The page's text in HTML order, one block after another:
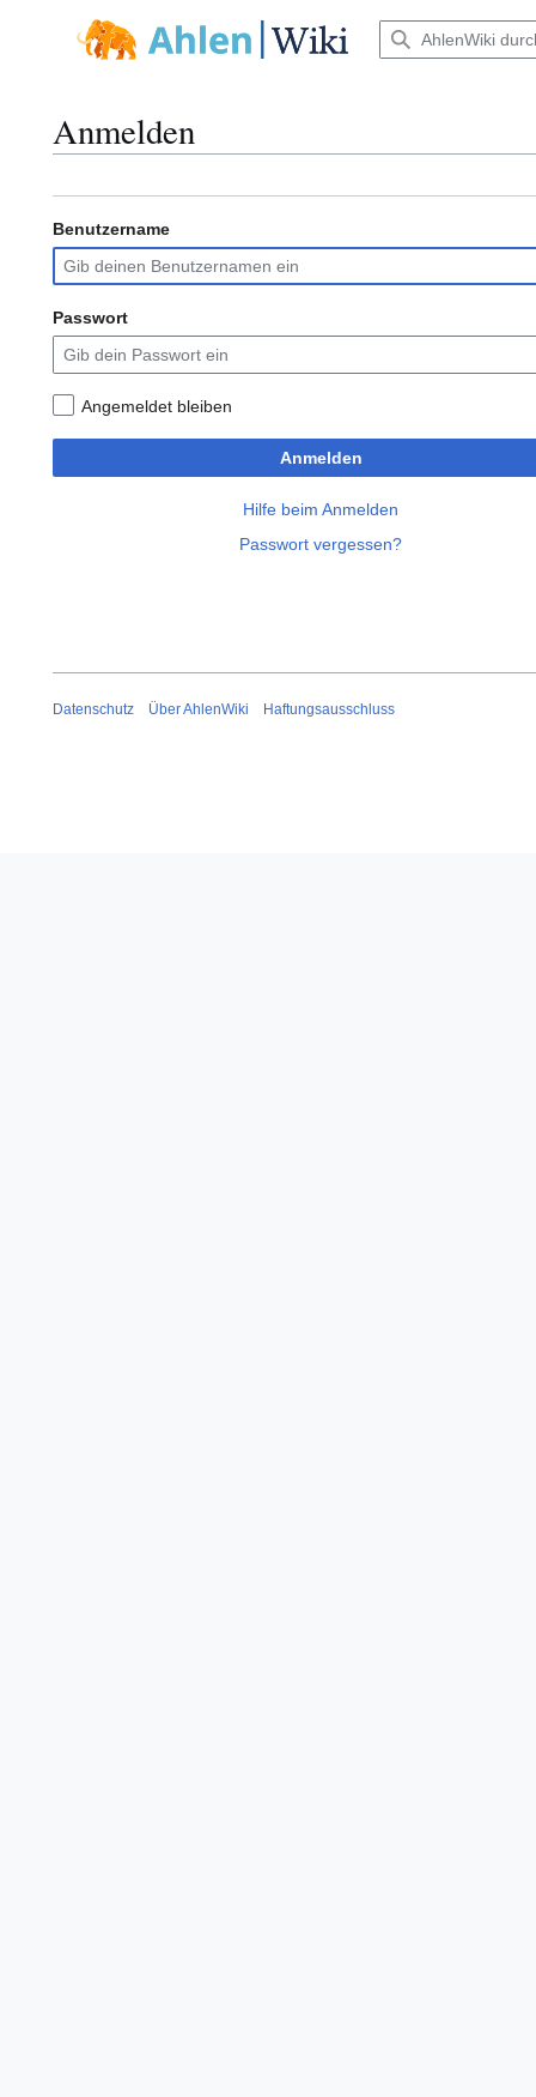
Hauptmenü
Anmelden
Benutzername
Passwort
Angemeldet bleiben
Anmelden
Hilfe beim Anmelden
Passwort vergessen?
Datenschutz Über AhlenWiki Haftungsausschluss